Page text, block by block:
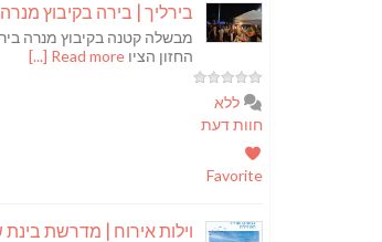
בירליך | בירה בקיבוץ מנרה
מבשלה קטנה בקיבוץ מנרה
החזון הציו Read more [...]
ללא
חוות דעת
Favorite
וילות אירוח | מדרשת